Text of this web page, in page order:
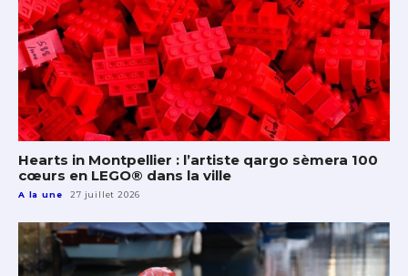
Hearts in Montpellier : l’artiste qargo sèmera 100
cœurs en LEGO® dans la ville
A la une 27 juillet 2026